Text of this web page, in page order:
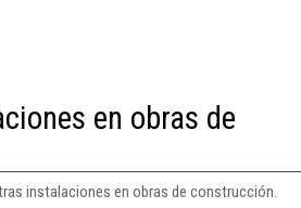
en obras de
instalaciones en obras de construcción.